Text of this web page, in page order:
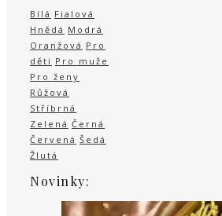
Bílá Fialová
Hnědá Modrá
Oranžová Pro
děti Pro muže
Pro ženy
Růžová
Stříbrná
Zelená Černá
Červená Šedá
Žlutá
Novinky: